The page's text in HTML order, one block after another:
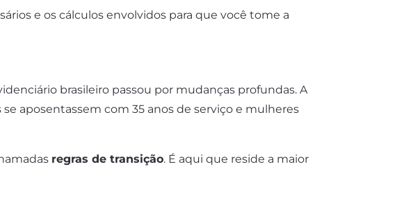
e os cálculos envolvidos para que você tome a
brasileiro passou por mudanças profundas. A
aposentassem com 35 anos de serviço e mulheres
regras de transição. É aqui que reside a maior